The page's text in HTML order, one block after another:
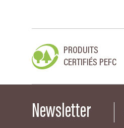
PRODUITS
CERTIFIÉS PEFC
Newsletter